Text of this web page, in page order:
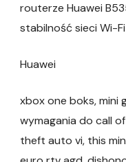
routerze Huawei
stabilność sieci Wi-
Huawei
xbox one boks, mini
wymagania do call
theft auto vi, this